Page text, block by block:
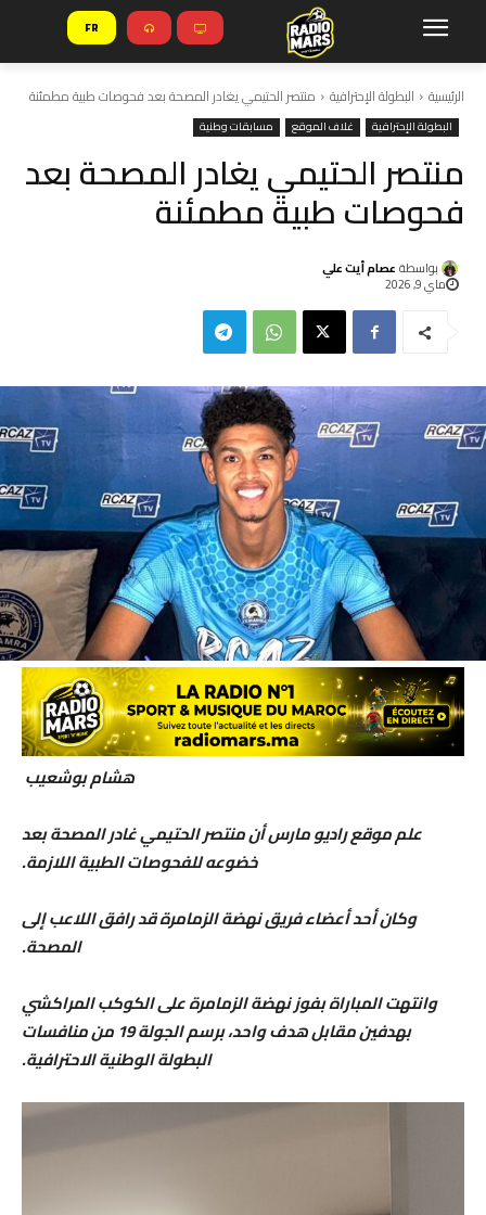
FR
الرئيسية البطولة الإحترافية منتصر الحتيمي يغادر المصحة بعد فحوصات طبية مطمئنة
البطولة الإحترافية غلاف الموقع مسابقات وطنية
منتصر الحتيمي يغادر المصحة بعد
فحوصات طبية مطمئنة
بواسطة عصام أيت علي
ماي 9, 2026
هشام بوشعيب
علم موقع راديو مارس أن منتصر الحتيمي غادر المصحة بعد
خضوعه للفحوصات الطبية اللازمة.
وكان أحد أعضاء فريق نهضة الزمامرة قد رافق اللاعب إلى
المصحة.
وانتهت المباراة بفوز نهضة الزمامرة على الكوكب المراكشي
بهدفين مقابل هدف واحد، برسم الجولة 19 من منافسات
البطولة الوطنية الاحترافية.